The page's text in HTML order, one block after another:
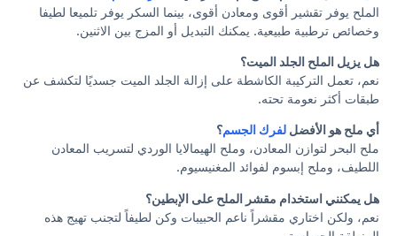
الملح يوفر تقشير أقوى ومعادن أقوى، بينما السكر يوفر تلميعا لطيفا
وخصائص ترطبية طبيعية. يمكنك التبديل أو المزج بين الاثنين.
هل يزيل الملح الجلد الميت؟
نعم، تعمل التركيبة الكاشطة على إزالة الجلد الميت جسديًا لتكشف عن
طبقات أكثر نعومة تحته.
أي ملح هو الأفضل لفرك الجسم؟
ملح البحر لتوازن المعادن، وملح الهيمالايا الوردي لتسريب المعادن
اللطيف، وملح إبسوم لفوائد المغنيسيوم.
هل يمكنني استخدام مقشر الملح على الإبطين؟
نعم، ولكن اختاري مقشراً ناعم الحبيبات وكن لطيفاً لتجنب تهيج هذه